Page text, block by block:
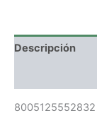
Descripción
8005125552832